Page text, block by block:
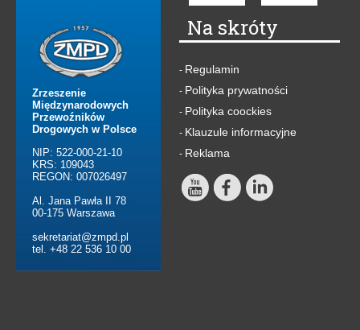
Zrzeszenie
Międzynarodowych
Przewoźników
Drogowych w Polsce
NIP: 522-000-21-10
KRS: 109043
REGON: 007026497
Al. Jana Pawła II 78
00-175 Warszawa
sekretariat@zmpd.pl
tel. +48 22 536 10 00
Na skróty
- Regulamin
- Polityka prywatności
- Polityka coockies
- Klauzule informacyjne
- Reklama